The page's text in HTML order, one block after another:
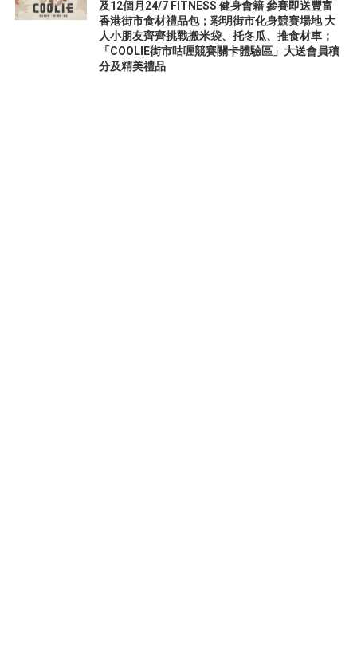
及12個月24/7 FITNESS 健身會籍 參賽即送豐富
香港街市食材禮品包；彩明街市化身競賽場地 大
人小朋友齊齊挑戰搬米袋、托冬瓜、推食材車；
「COOLIE街市咕喱競賽關卡體驗區」大送會員積
分及精美禮品